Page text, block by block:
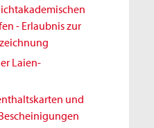
- Erlaubnis zur
Laien-
und